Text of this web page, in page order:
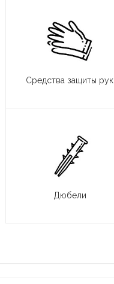
Средства защиты рук
Дюбели